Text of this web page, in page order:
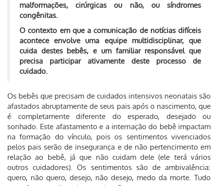
malformações, cirúrgicas ou não, ou síndromes
congênitas.
O contexto em que a comunicação de notícias difíceis
acontece envolve uma equipe multidisciplinar, que
cuida destes bebês, e um familiar responsável que
precisa participar ativamente deste processo de
cuidado.
Os bebês que precisam de cuidados intensivos neonatais são
afastados abruptamente de seus pais após o nascimento, que
é completamente diferente do esperado, desejado ou
sonhado. Este afastamento e a internação do bebê impactam
na formação do vínculo, pois os sentimentos vivenciados
pelos pais serão de insegurança e de não pertencimento em
relação ao bebê, já que não cuidam dele (ele terá vários
outros cuidadores). Os sentimentos são de ambivalência:
quero, não quero, desejo, não desejo, medo da morte. Tudo